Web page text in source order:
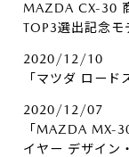
MAZDA CX-30
TOP3選出記念モ
2020/12/10
「マツダ ロード
2020/12/07
「MAZDA MX-
イヤー デザイン